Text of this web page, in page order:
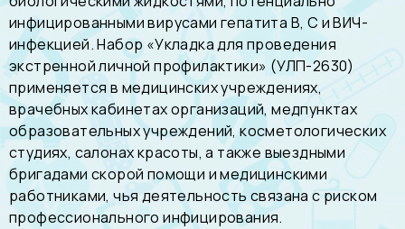
инфицированными вирусами гепатита В, С и ВИЧ-
инфекцией. Набор «Укладка для проведения
экстренной личной профилактики» (УЛП-2630)
применяется в медицинских учреждениях,
врачебных кабинетах организаций, медпунктах
образовательных учреждений, косметологических
студиях, салонах красоты, а также выездными
бригадами скорой помощи и медицинскими
работниками, чья деятельность связана с риском
профессионального инфицирования.